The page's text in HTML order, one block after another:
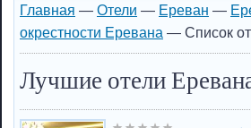
Главная — Отели — Ереван —
окрестности Еревана — Список
Лучшие отели